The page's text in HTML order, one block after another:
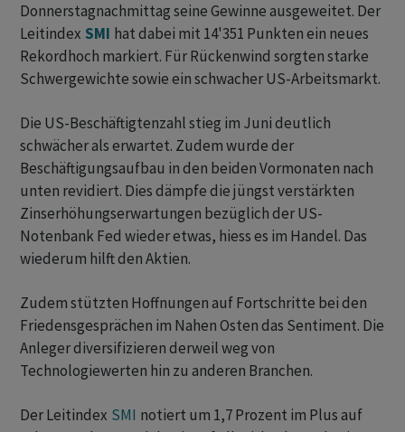
Donnerstagnachmittag seine Gewinne ausgeweitet. Der
Leitindex SMI hat dabei mit 14'351 Punkten ein neues
Rekordhoch markiert. Für Rückenwind sorgten starke
Schwergewichte sowie ein schwacher US-Arbeitsmarkt.
Die US-Beschäftigtenzahl stieg im Juni deutlich
schwächer als erwartet. Zudem wurde der
Beschäftigungsaufbau in den beiden Vormonaten nach
unten revidiert. Dies dämpfe die jüngst verstärkten
Zinserhöhungserwartungen bezüglich der US-
Notenbank Fed wieder etwas, hiess es im Handel. Das
wiederum hilft den Aktien.
Zudem stützten Hoffnungen auf Fortschritte bei den
Friedensgesprächen im Nahen Osten das Sentiment. Die
Anleger diversifizieren derweil weg von
Technologiewerten hin zu anderen Branchen.
Der Leitindex SMI notiert um 1,7 Prozent im Plus auf